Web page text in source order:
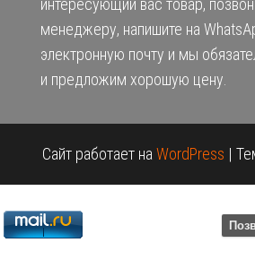
интересующий вас товар,
менеджеру, напишите на
электронную почту и мы
и предложим хорошую цену.
Сайт работает наWordPress |